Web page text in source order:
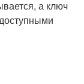
а ключ